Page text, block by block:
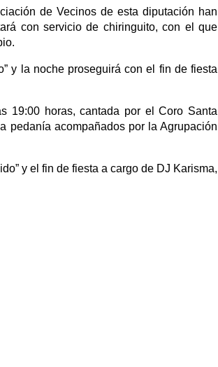
de Vecinos de esta diputación han
con servicio de chiringuito, con el que
y la noche proseguirá con el fin de fiesta
19:00 horas, cantada por el Coro Santa
pedanía acompañados por la Agrupación
y el fin de fiesta a cargo de DJ Karisma,